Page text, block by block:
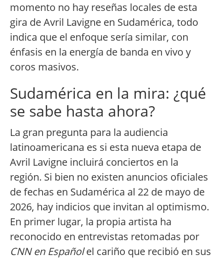
momento no hay reseñas locales de esta
gira de Avril Lavigne en Sudamérica, todo
indica que el enfoque sería similar, con
énfasis en la energía de banda en vivo y
coros masivos.
Sudamérica en la mira: ¿qué
se sabe hasta ahora?
La gran pregunta para la audiencia
latinoamericana es si esta nueva etapa de
Avril Lavigne incluirá conciertos en la
región. Si bien no existen anuncios oficiales
de fechas en Sudamérica al 22 de mayo de
2026, hay indicios que invitan al optimismo.
En primer lugar, la propia artista ha
reconocido en entrevistas retomadas por
CNN en Españolel cariño que recibió en sus